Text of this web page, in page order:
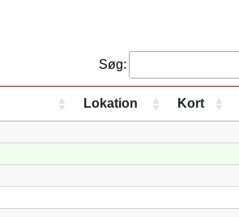
Søg:
Lokation Kort